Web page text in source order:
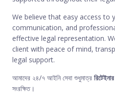
We believe that easy access to
communication, and
effective legal representation.
client with peace of mind,
legal support.
আমাদের ২৪/৭ আইনি সেবা শুধুমাত্র
সংরক্ষিত।